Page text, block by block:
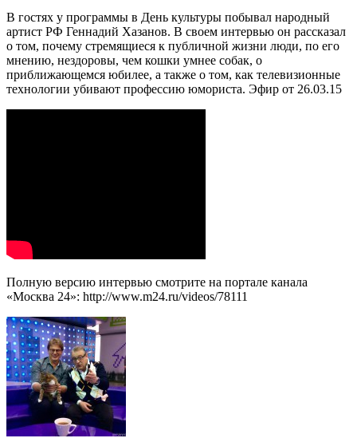
В гостях у программы в День культуры побывал народный
артист РФ Геннадий Хазанов. В своем интервью он рассказал
о том, почему стремящиеся к публичной жизни люди, по его
мнению, нездоровы, чем кошки умнее собак, о
приближающемся юбилее, а также о том, как телевизионные
технологии убивают профессию юмориста. Эфир от 26.03.15
Полную версию интервью смотрите на портале канала
«Москва 24»: http://www.m24.ru/videos/78111